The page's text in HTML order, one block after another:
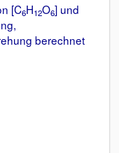
[C6H12O6] und
berechnet